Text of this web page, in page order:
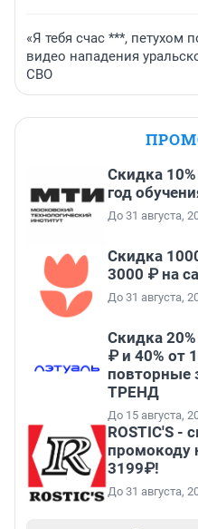
«Я тебя счас ***, петухом
видео нападения
СВО
Скидка
год
До 31 августа,
Скидка
3000 ₽ на
До 31 августа,
Скидка
₽ и 40% от
повторные
ТРЕНД
До 15 августа,
ROSTIC'S -
промокоду
3199₽!
До 31 августа,